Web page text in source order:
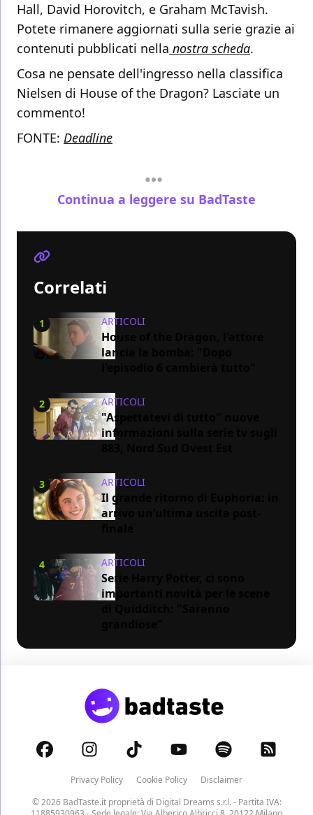
Hall, David Horovitch, e Graham McTavish.
Potete rimanere aggiornati sulla serie grazie ai
contenuti pubblicati nella nostra scheda.
Cosa ne pensate dell'ingresso nella classifica
Nielsen di House of the Dragon? Lasciate un
commento!
FONTE: Deadline
Continua a leggere su BadTaste
Correlati
1 ARTICOLI
House of the Dragon, l'attore
lancia la bomba: "Dopo
2 ARTICOLI
"Aspettatevi di tutto" nuove
informazioni sulla serie tv sugli
3 ARTICOLI
Il grande ritorno di Euphoria: in
arrivo un’ultima uscita post-
4 ARTICOLI
Serie Harry Potter, ci sono
importanti novità per le scene
Privacy Policy Cookie Policy
Disclaimer
© 2026 BadTaste.it proprietà di Digital Dreams s.r.l.- Partita IVA: